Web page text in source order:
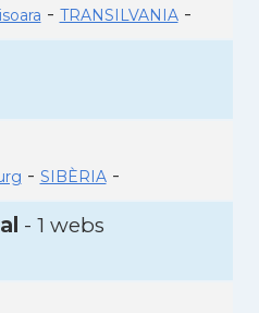
- TRANSILVANIA-
- SIBÈRIA-
- 1 webs